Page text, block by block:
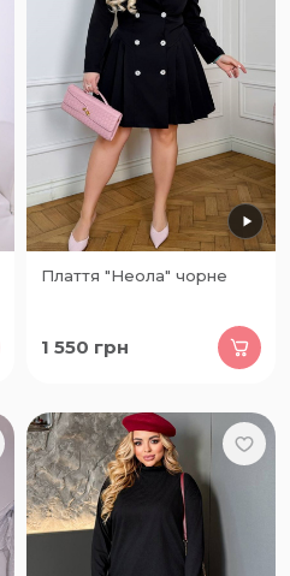
Плаття "Неола" чорне
1 550 грн